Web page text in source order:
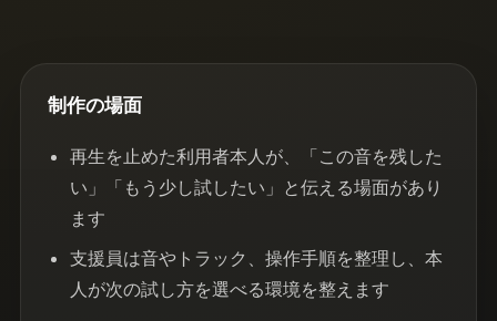
制作の場面
再生を止めた利用者本人が、「この音を残した
い」「もう少し試したい」と伝える場面があり
ます
支援員は音やトラック、操作手順を整理し、本
人が次の試し方を選べる環境を整えます